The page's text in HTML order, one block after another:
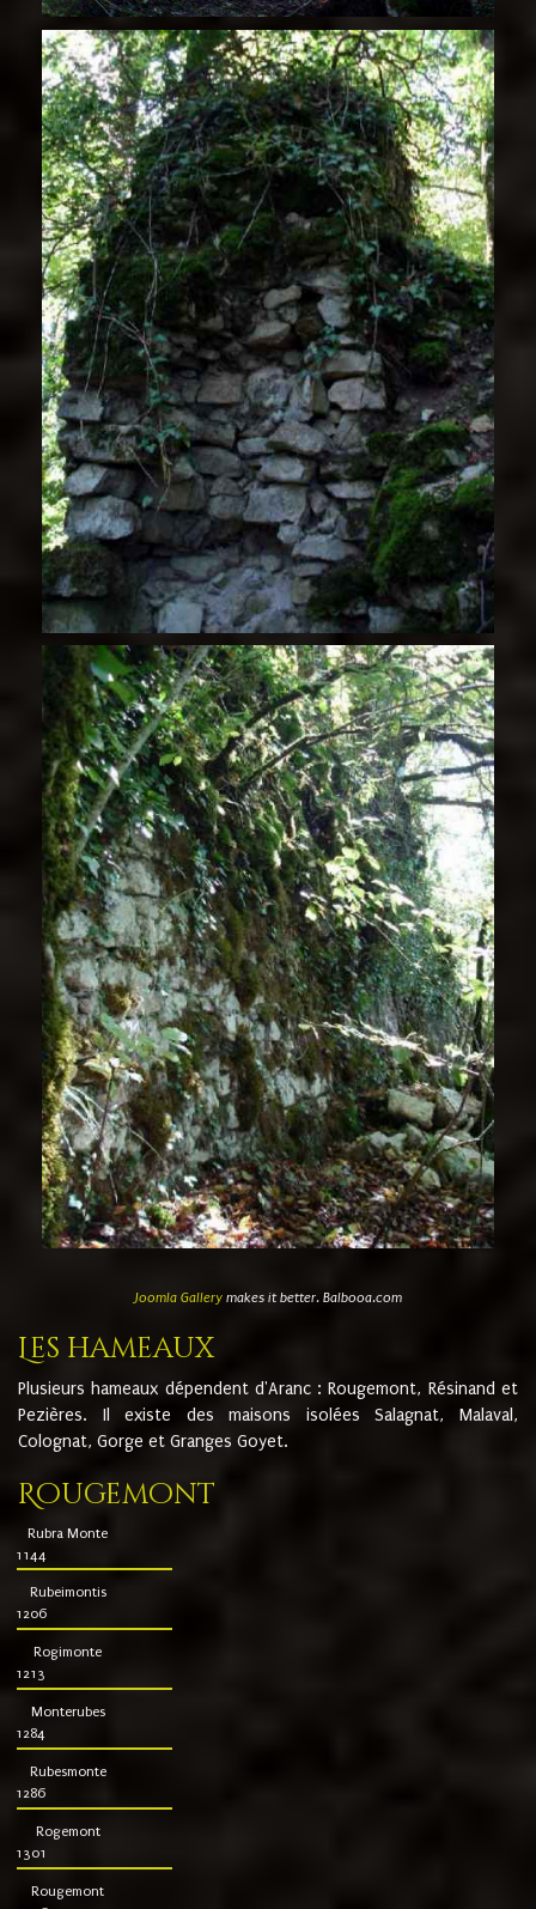
Joomla Gallerymakes it better. Balbooa.com
Les hameaux
Plusieurs hameaux dépendent d'Aranc : Rougemont, Résinand et
Pezières. Il existe des maisons isolées Salagnat, Malaval,
Colognat, Gorge et Granges Goyet.
Rougemont
Rubra Monte
1144
Rubeimontis
1206
Rogimonte
1213
Monterubes
1284
Rubesmonte
1286
Rogemont
1301
Rougemont